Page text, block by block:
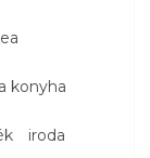
konyha
iroda